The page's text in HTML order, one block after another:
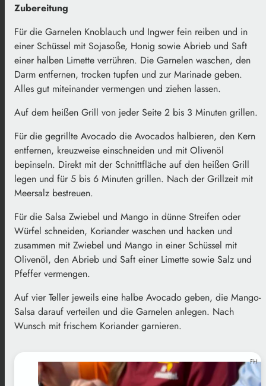
Zubereitung
Für die Garnelen Knoblauch und Ingwer fein reiben und in
einer Schüssel mit Sojasoße, Honig sowie Abrieb und Saft
einer halben Limette verrühren. Die Garnelen waschen, den
Darm entfernen, trocken tupfen und zur Marinade geben.
Alles gut miteinander vermengen und ziehen lassen.
Auf dem heißen Grill von jeder Seite 2 bis 3 Minuten grillen.
Für die gegrillte Avocado die Avocados halbieren, den Kern
entfernen, kreuzweise einschneiden und mit Olivenöl
bepinseln. Direkt mit der Schnittfläche auf den heißen Grill
legen und für 5 bis 6 Minuten grillen. Nach der Grillzeit mit
Meersalz bestreuen.
Für die Salsa Zwiebel und Mango in dünne Streifen oder
Würfel schneiden, Koriander waschen und hacken und
zusammen mit Zwiebel und Mango in einer Schüssel mit
Olivenöl, den Abrieb und Saft einer Limette sowie Salz und
Pfeffer vermengen.
Auf vier Teller jeweils eine halbe Avocado geben, die Mango-
Salsa darauf verteilen und die Garnelen anlegen. Nach
Wunsch mit frischem Koriander garnieren.
FH